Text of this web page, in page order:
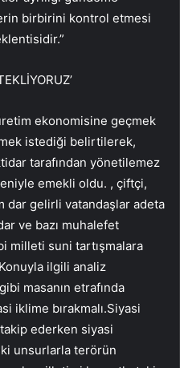
birbirini kontrol etmesi
ekonomisine geçmek
istediği belirtilerek,
tarafından yönetilemez
emekli oldu. , çiftçi,
dar gelirli vatandaşlar adeta
ve bazı muhalefet
milleti suni tartışmalara
ilgili analiz
masanın etrafında
iklime bırakmalı.Siyasi
ederken siyasi
unsurlarla terörün